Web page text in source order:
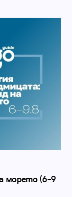
морето (6–9